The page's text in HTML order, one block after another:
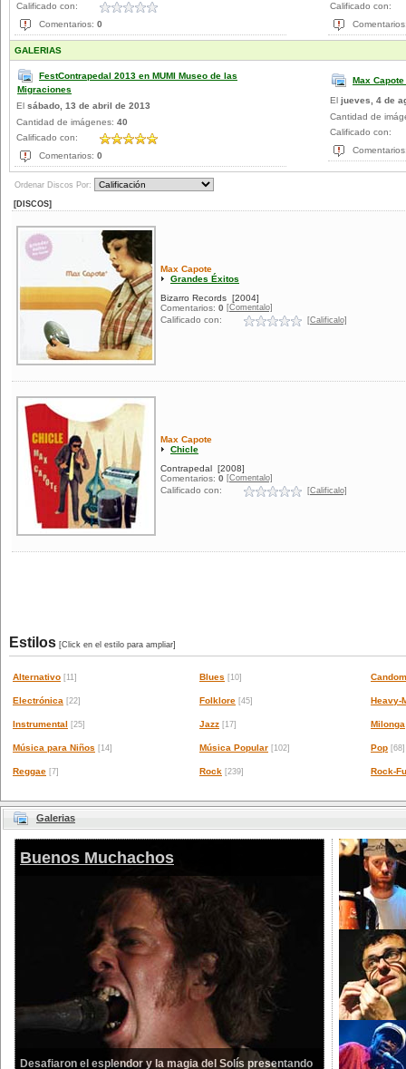
Calificado con:
Comentarios: 0
Calificado con:
GALERIAS
FestContrapedal 2013 en MUMI Museo de las
Migraciones
El sábado, 13 de abril de 2013
Cantidad de imágenes: 40
Calificado con:
Comentarios: 0
Max
El jueves, 4 de
Cantidad de
Calificado con:
Ordenar Discos Por:
[DISCOS]
Max Capote
Grandes Éxitos
Bizarro Records [2004]
Comentarios: 0 [Comentalo]
Calificado con: [Calificalo]
Max Capote
Chicle
Contrapedal [2008]
Comentarios: 0 [Comentalo]
Calificado con: [Calificalo]
Estilos [Click en el estilo para ampliar]
Alternativo [11] Blues [10]
Electrónica [22] Folklore [45] Heavy-
Instrumental [25] Jazz [17] Milonga
Música para Niños [14] Música Popular [102] Pop [68]
Reggae [7] Rock [239] Rock-
Galerias
Buenos Muchachos
Desafiaron el esplendor y la magia del Solís presentando